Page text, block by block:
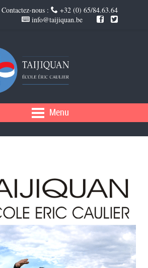
Menu
TOUS NIVEAUX
nous :
+32 (0) 65/84.63.64
info@taijiquan.be